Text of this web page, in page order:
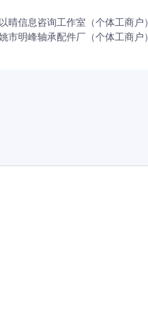
晴信息咨询工作室（个体工商户）
市明峰轴承配件厂（个体工商户）